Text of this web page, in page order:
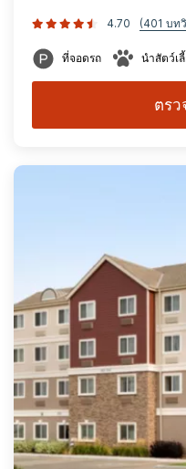
4.70 (401 บท
ที่จอดรถ นำสัตว์เ
ตรว